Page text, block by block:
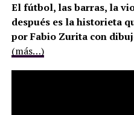
El fútbol, las barras, la
después es la historieta
por Fabio Zurita con
(más…)